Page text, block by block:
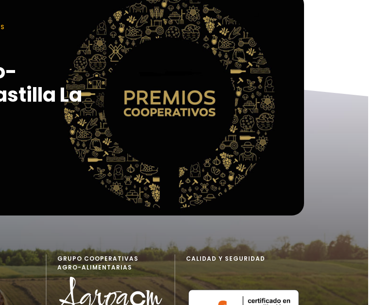
La
GRUPO COOPERATIVAS
AGRO-ALIMENTARIAS
CALIDAD Y SEGURIDAD